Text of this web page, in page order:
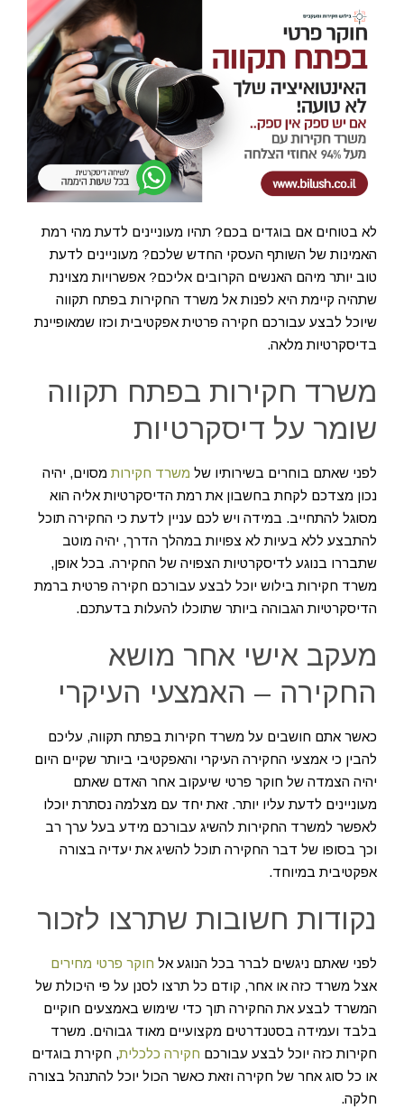
לא בטוחים אם בוגדים בכם? תהיו מעוניינים לדעת מהי רמת
האמינות של השותף העסקי החדש שלכם? מעוניינים לדעת
טוב יותר מיהם האנשים הקרובים אליכם? אפשרויות מצוינת
שתהיה קיימת היא לפנות אל משרד החקירות בפתח תקווה
שיוכל לבצע עבורכם חקירה פרטית אפקטיבית וכזו שמאופיינת
בדיסקרטיות מלאה.
משרד חקירות בפתח תקווה
שומר על דיסקרטיות
לפני שאתם בוחרים בשירותיו של משרד חקירות מסוים, יהיה
נכון מצדכם לקחת בחשבון את רמת הדיסקרטיות אליה הוא
מסוגל להתחייב. במידה ויש לכם עניין לדעת כי החקירה תוכל
להתבצע ללא בעיות לא צפויות במהלך הדרך, יהיה מוטב
שתבררו בנוגע לדיסקרטיות הצפויה של החקירה. בכל אופן,
משרד חקירות בילוש יוכל לבצע עבורכם חקירה פרטית ברמת
הדיסקרטיות הגבוהה ביותר שתוכלו להעלות בדעתכם.
מעקב אישי אחר מושא
החקירה – האמצעי העיקרי
כאשר אתם חושבים על משרד חקירות בפתח תקווה, עליכם
להבין כי אמצעי החקירה העיקרי והאפקטיבי ביותר שקיים היום
יהיה הצמדה של חוקר פרטי שיעקוב אחר האדם שאתם
מעוניינים לדעת עליו יותר. זאת יחד עם מצלמה נסתרת יוכלו
לאפשר למשרד החקירות להשיג עבורכם מידע בעל ערך רב
וכך בסופו של דבר החקירה תוכל להשיג את יעדיה בצורה
אפקטיבית במיוחד.
נקודות חשובות שתרצו לזכור
לפני שאתם ניגשים לברר בכל הנוגע אל חוקר פרטי מחירים
אצל משרד כזה או אחר, קודם כל תרצו לסנן על פי היכולת של
המשרד לבצע את החקירה תוך כדי שימוש באמצעים חוקיים
בלבד ועמידה בסטנדרטים מקצועיים מאוד גבוהים. משרד
חקירות כזה יוכל לבצע עבורכם חקירה כלכלית, חקירת בוגדים
או כל סוג אחר של חקירה וזאת כאשר הכול יוכל להתנהל בצורה
חלקה.